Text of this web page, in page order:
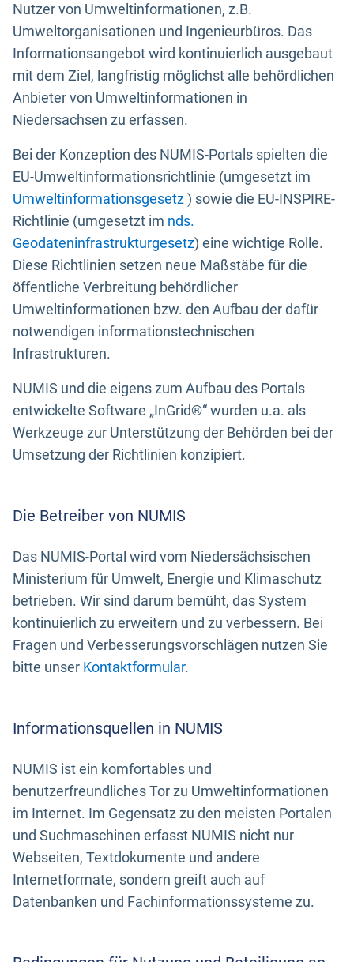
Nutzer von Umweltinformationen, z.B.
Umweltorganisationen und Ingenieurbüros. Das
Informationsangebot wird kontinuierlich ausgebaut
mit dem Ziel, langfristig möglichst alle behördlichen
Anbieter von Umweltinformationen in
Niedersachsen zu erfassen.
Bei der Konzeption des NUMIS-Portals spielten die
EU-Umweltinformationsrichtlinie (umgesetzt im
Umweltinformationsgesetz) sowie die EU-INSPIRE-
Richtlinie (umgesetzt im nds.
Geodateninfrastrukturgesetz) eine wichtige Rolle.
Diese Richtlinien setzen neue Maßstäbe für die
öffentliche Verbreitung behördlicher
Umweltinformationen bzw. den Aufbau der dafür
notwendigen informationstechnischen
Infrastrukturen.
NUMIS und die eigens zum Aufbau des Portals
entwickelte Software „InGrid®“ wurden u.a. als
Werkzeuge zur Unterstützung der Behörden bei der
Umsetzung der Richtlinien konzipiert.
Die Betreiber von NUMIS
Das NUMIS-Portal wird vom Niedersächsischen
Ministerium für Umwelt, Energie und Klimaschutz
betrieben. Wir sind darum bemüht, das System
kontinuierlich zu erweitern und zu verbessern. Bei
Fragen und Verbesserungsvorschlägen nutzen Sie
bitte unser Kontaktformular.
Informationsquellen in NUMIS
NUMIS ist ein komfortables und
benutzerfreundliches Tor zu Umweltinformationen
im Internet. Im Gegensatz zu den meisten Portalen
und Suchmaschinen erfasst NUMIS nicht nur
Webseiten, Textdokumente und andere
Internetformate, sondern greift auch auf
Datenbanken und Fachinformationssysteme zu.